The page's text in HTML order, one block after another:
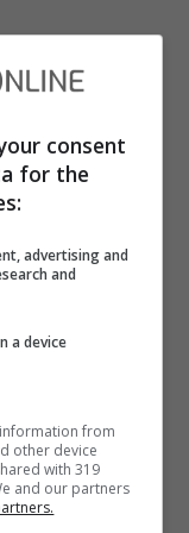
il fratello
oltre,
denunciaper
Denuncia
di
consent
for the
advertising and
and
a device
from
other device
with 319
and our partners